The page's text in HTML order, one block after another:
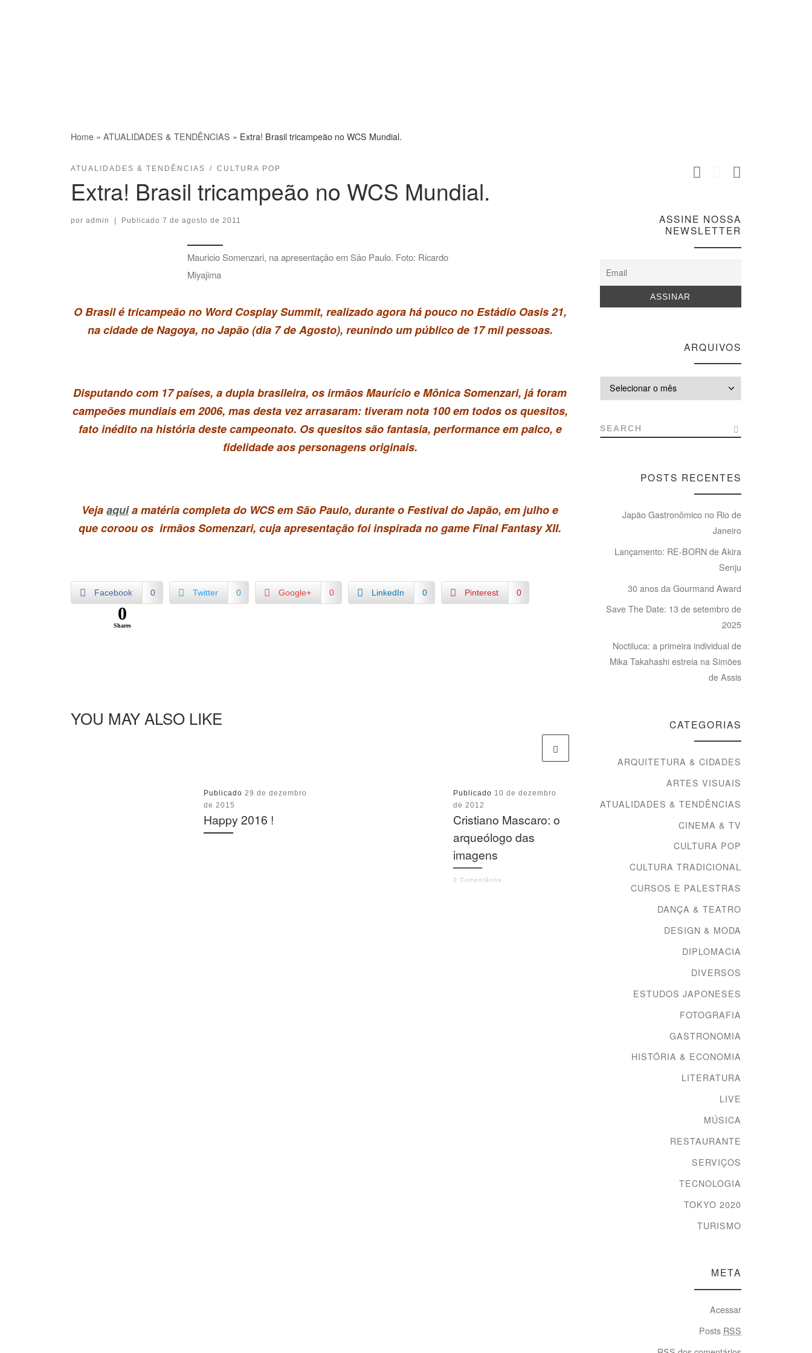
Home » ATUALIDADES & TENDÊNCIAS » Extra! Brasil tricampeão no WCS Mundial.
ATUALIDADES & TENDÊNCIAS CULTURA POP
Extra! Brasil tricampeão no WCS Mundial.
por admin Publicado 7 de agosto de 2011
Mauricio Somenzari, na apresentação em São Paulo. Foto: Ricardo
Miyajima
O Brasil é tricampeão no Word Cosplay Summit, realizado agora há pouco no Estádio Oasis 21,
na cidade de Nagoya, no Japão (dia 7 de Agosto), reunindo um público de 17 mil pessoas.
Disputando com 17 países, a dupla brasileira, os irmãos Maurício e Mônica Somenzari, já foram
campeões mundiais em 2006, mas desta vez arrasaram: tiveram nota 100 em todos os quesitos,
fato inédito na história deste campeonato. Os quesitos são fantasia, performance em palco, e
fidelidade aos personagens originais.
Vejaaquia matéria completa do WCS em São Paulo, durante o Festival do Japão, em julho e
que coroou os irmãos Somenzari, cuja apresentação foi inspirada no game Final Fantasy XII.
Facebook 0 Twitter 0 Google+ 0 LinkedIn 0 Pinterest 0
0
Shares
YOU MAY ALSO LIKE
Publicado29 de dezembro
de 2015
Happy 2016 !
Publicado 10 de dezembro
de 2012
Cristiano Mascaro: o
arqueólogo das
imagens
2 Comentários
2012
Rurouni Kenshin: o
Rurouni Kenshin – Meiji
Kenkaku Rōmantan – (るろ
Kenshin, o Andarilho –
Crônicas de um
um […]
ASSINE NOSSA
NEWSLETTER
ARQUIVOS
SEARCH
POSTS RECENTES
Japão Gastronômico no Rio de
Janeiro
Lançamento: RE-BORN de Akira
Senju
30 anos da Gourmand Award
Save The Date: 13 de setembro de
2025
Noctiluca: a primeira individual de
Mika Takahashi estreia na Simões
de Assis
CATEGORIAS
ARQUITETURA & CIDADES
ARTES VISUAIS
ATUALIDADES & TENDÊNCIAS
CINEMA & TV
CULTURA POP
CULTURA TRADICIONAL
CURSOS E PALESTRAS
DANÇA & TEATRO
DESIGN & MODA
DIPLOMACIA
DIVERSOS
ESTUDOS JAPONESES
FOTOGRAFIA
GASTRONOMIA
HISTÓRIA & ECONOMIA
LITERATURA
LIVE
MÚSICA
RESTAURANTE
SERVIÇOS
TECNOLOGIA
TOKYO 2020
TURISMO
META
Acessar
Posts RSS